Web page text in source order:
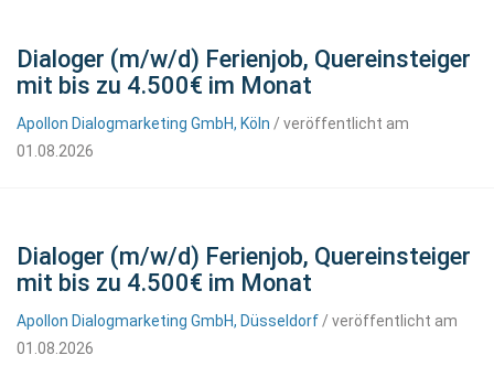
Dialoger (m/w/d) Ferienjob, Quereinsteiger
mit bis zu 4.500€ im Monat
Apollon Dialogmarketing GmbH, Köln / veröffentlicht am
01.08.2026
Dialoger (m/w/d) Ferienjob, Quereinsteiger
mit bis zu 4.500€ im Monat
Apollon Dialogmarketing GmbH, Düsseldorf / veröffentlicht am
01.08.2026